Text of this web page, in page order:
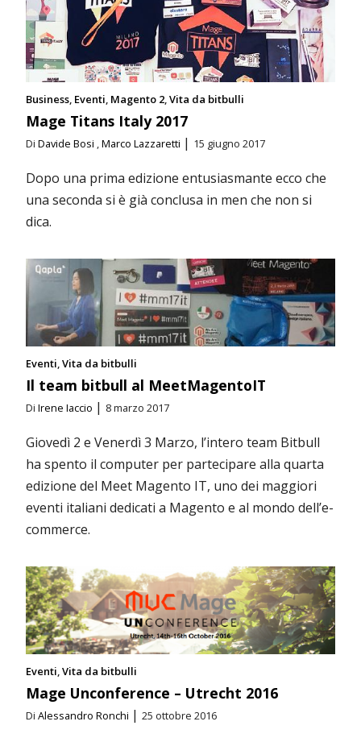
Business Eventi Magento 2 Vita da bitbulli
Mage Titans Italy 2017
Di Davide Bosi Marco Lazzaretti | 15 giugno 2017
Dopo una prima edizione entusiasmante ecco che
una seconda si è già conclusa in men che non si
dica.
Eventi Vita da bitbulli
Il team bitbull al MeetMagentoIT
Di Irene Iaccio | 8 marzo 2017
Giovedì 2 e Venerdì 3 Marzo, l’intero team Bitbull
ha spento il computer per partecipare alla quarta
edizione del Meet Magento IT, uno dei maggiori
eventi italiani dedicati a Magento e al mondo dell’e-
commerce.
Eventi Vita da bitbulli
Mage Unconference – Utrecht 2016
Di Alessandro Ronchi | 25 ottobre 2016